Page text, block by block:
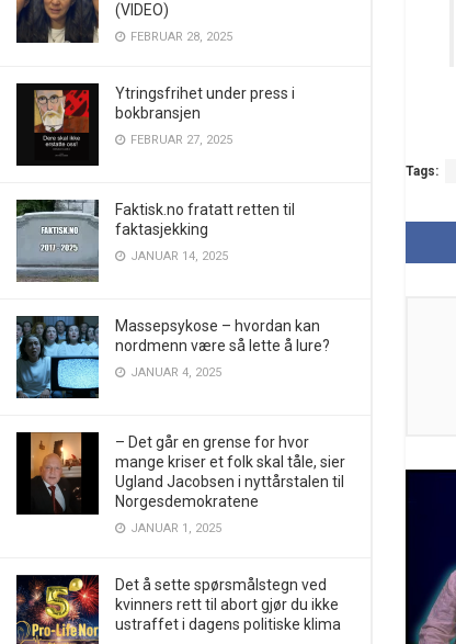
(VIDEO)
FEBRUAR 28, 2025
Ytringsfrihet under press i
bokbransjen
FEBRUAR 27, 2025
Faktisk.no fratatt retten til
faktasjekking
JANUAR 14, 2025
Massepsykose – hvordan kan
nordmenn være så lette å lure?
JANUAR 4, 2025
– Det går en grense for hvor
mange kriser et folk skal tåle, sier
Ugland Jacobsen i nyttårstalen til
Norgesdemokratene
JANUAR 1, 2025
Det å sette spørsmålstegn ved
kvinners rett til abort gjør du ikke
ustraffet i dagens politiske klima
Tags: